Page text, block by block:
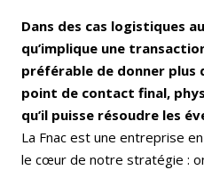
Dans des cas logistiques
qu’implique une
préférable de donner plus
point de contact final,
qu’il puisse résoudre les
La Fnac est une entreprise
le cœur de notre stratégie :